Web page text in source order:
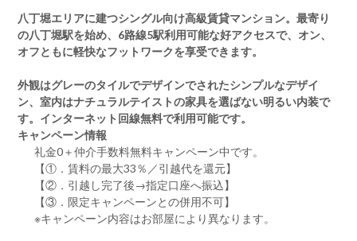
八丁堀エリアに建つシングル向け高級賃貸マンション。最寄り
の八丁堀駅を始め、6路線5駅利用可能な好アクセスで、オン、
オフともに軽快なフットワークを享受できます。
外観はグレーのタイルでデザインでされたシンプルなデザイ
ン、室内はナチュラルテイストの家具を選ばない明るい内装で
す。インターネット回線無料で利用可能です。
キャンペーン情報
礼金0＋仲介手数料無料キャンペーン中です。
【①．賃料の最大33％／引越代を還元】
【②．引越し完了後→指定口座へ振込】
【③．限定キャンペーンとの併用不可】
※キャンペーン内容はお部屋により異なります。